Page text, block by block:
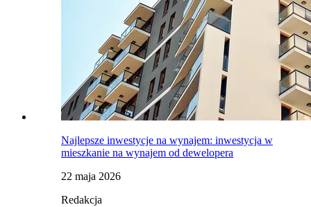
Najlepsze inwestycje na wynajem: inwestycja w
mieszkanie na wynajem od dewelopera
22 maja 2026
Redakcja